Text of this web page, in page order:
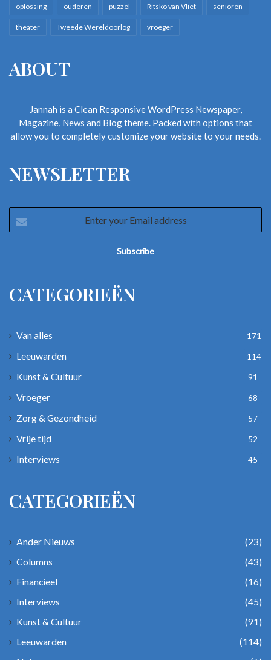
oplossing ouderen puzzel Ritsko van Vliet senioren
theater Tweede Wereldoorlog vroeger
ABOUT
Jannah is a Clean Responsive WordPress Newspaper,
Magazine, News and Blog theme. Packed with options that
allow you to completely customize your website to your needs.
NEWSLETTER
your
CATEGORIEËN
Van alles 171
Leeuwarden 114
Kunst & Cultuur 91
Vroeger 68
Zorg & Gezondheid 57
Vrije tijd 52
Interviews 45
CATEGORIEËN
Ander Nieuws
(23)
Columns
(43)
Financieel
(16)
Interviews
(45)
Kunst & Cultuur
(91)
Leeuwarden
(114)